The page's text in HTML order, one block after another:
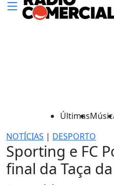
Últimas
NOTÍCIAS | DESPORTO
Sporting e FC
final da Taça